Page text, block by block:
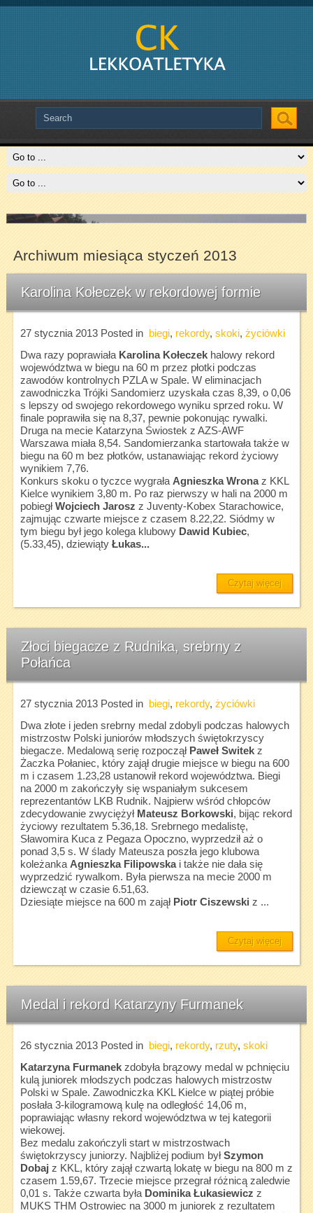
Slide # 2
Czytaj więcej
Archiwum miesiąca styczeń 2013
Karolina Kołeczek w rekordowej formie
27 stycznia 2013Posted in biegi, rekordy, skoki, życiówki
Dwa razy poprawiała Karolina Kołeczekhalowy rekord
województwa w biegu na 60 m przez płotki podczas
zawodów kontrolnych PZLA w Spale. W eliminacjach
zawodniczka Trójki Sandomierz uzyskała czas 8,39, o 0,06
s lepszy od swojego rekordowego wyniku sprzed roku. W
finale poprawiła się na 8,37, pewnie pokonując rywalki.
Druga na mecie Katarzyna Świostek z AZS-AWF
Warszawa miała 8,54. Sandomierzanka startowała także w
biegu na 60 m bez płotków, ustanawiając rekord życiowy
wynikiem 7,76.
Konkurs skoku o tyczce wygrała Agnieszka Wronaz KKL
Kielce wynikiem 3,80 m. Po raz pierwszy w hali na 2000 m
pobiegłWojciech Jarosz z Juventy-Kobex Starachowice,
zajmując czwarte miejsce z czasem 8.22,22. Siódmy w
tym biegu był jego kolega klubowy Dawid Kubiec,
(5.33,45), dziewiąty Łukas...
Czytaj więcej
Złoci biegacze z Rudnika, srebrny z
Połańca
27 stycznia 2013Posted in biegi, rekordy, życiówki
Dwa złote i jeden srebrny medal zdobyli podczas halowych
mistrzostw Polski juniorów młodszych świętokrzyscy
biegacze. Medalową serię rozpoczął Paweł Switekz
Żaczka Połaniec, który zajął drugie miejsce w biegu na 600
m i czasem 1.23,28 ustanowił rekord województwa. Biegi
na 2000 m zakończyły się wspaniałym sukcesem
reprezentantów LKB Rudnik. Najpierw wśród chłopców
zdecydowanie zwyciężył Mateusz Borkowski, bijąc rekord
życiowy rezultatem 5.36,18. Srebrnego medalistę,
Sławomira Kuca z Pegaza Opoczno, wyprzedził aż o
ponad 3,5 s. W ślady Mateusza poszła jego klubowa
koleżanka Agnieszka Filipowskai także nie dała się
wyprzedzić rywalkom. Była pierwsza na mecie 2000 m
dziewcząt w czasie 6.51,63.
Dziesiąte miejsce na 600 m zajął Piotr Ciszewski z ...
Czytaj więcej
Medal i rekord Katarzyny Furmanek
26 stycznia 2013Posted in biegi, rekordy, rzuty, skoki
Katarzyna Furmanekzdobyła brązowy medal w pchnięciu
kulą juniorek młodszych podczas halowych mistrzostw
Polski w Spale. Zawodniczka KKL Kielce w piątej próbie
posłała 3-kilogramową kulę na odległość 14,06 m,
poprawiając własny rekord województwa w tej kategorii
wiekowej.
Bez medalu zakończyli start w mistrzostwach
świętokrzyscy juniorzy. Najbliżej podium byłSzymon
Dobaj z KKL, który zajął czwartą lokatę w biegu na 800 m z
czasem 1.59,67. Trzecie miejsce przegrał różnicą zaledwie
0,01 s. Także czwarta była Dominika Łukasiewicz z
MUKS THM Ostrowiec na 3000 m juniorek z rezultatem